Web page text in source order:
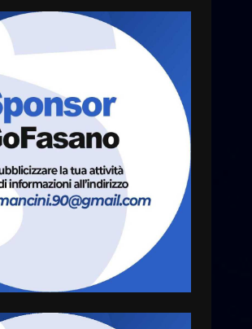
Carta d’identità: continua il
straordinarie del Comune di
Fasano
6 Agosto 2026 14:16
Grazia Neglia, coordinatrice
cittadina di Fratelli d’Italia,
pronta a tornare in Consiglio
comunale
6 Agosto 2026 08:00
Cura dei beni comuni e
cittadinanza attiva: online
l’avviso per la gestione
Laureto